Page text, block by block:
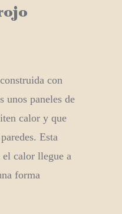
con
unos paneles de
calor y que
Esta
calor llegue a
forma